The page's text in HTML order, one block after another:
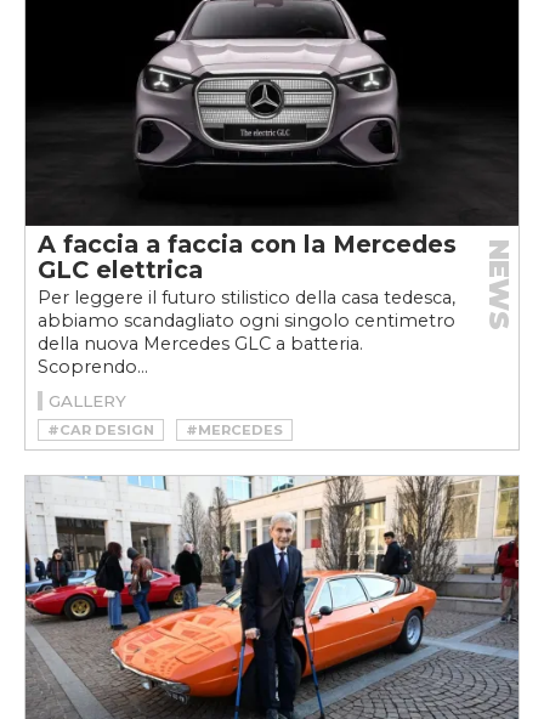
A faccia a faccia con la Mercedes
GLC elettrica
Per leggere il futuro stilistico della casa tedesca,
abbiamo scandagliato ogni singolo centimetro
della nuova Mercedes GLC a batteria.
Scoprendo...
NEWS
GALLERY
#CAR DESIGN
#MERCEDES
#MERCEDES GLC ELETTRICA